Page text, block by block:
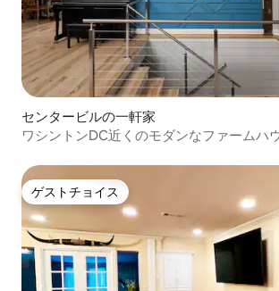
センタービルの一軒家
ワシントンDC近くのモダンなファームハ
ゲストチョイス
ゲストチョイス